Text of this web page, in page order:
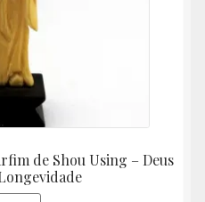
de Shou Using – Deus